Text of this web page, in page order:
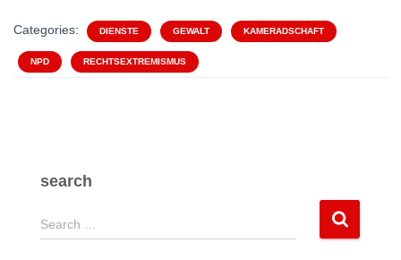
Categories: DIENSTE GEWALT KAMERADSCHAFT
NPD RECHTSEXTREMISMUS
search
S
e
Search …